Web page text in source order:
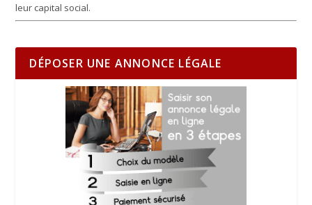
leur capital social.
DÉPOSER UNE ANNONCE LÉGALE